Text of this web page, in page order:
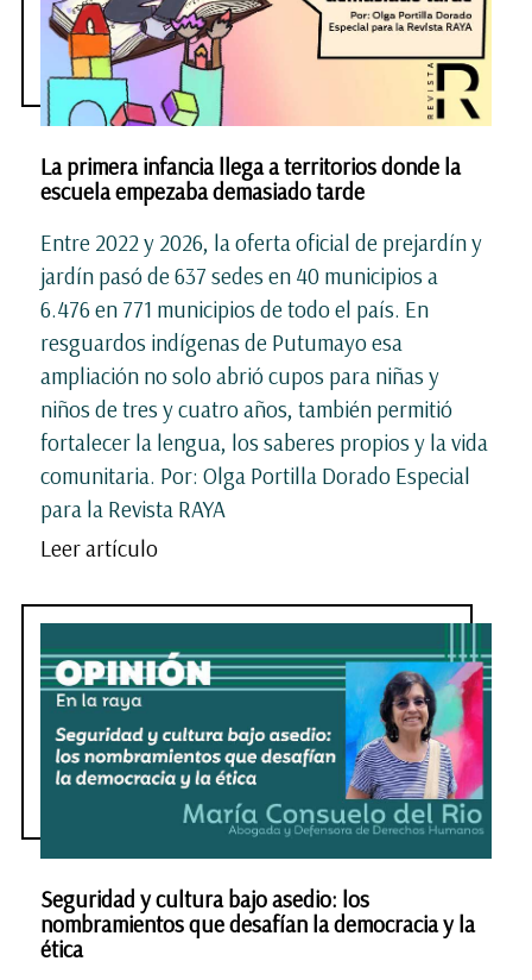
La primera infancia llega a territorios donde la
escuela empezaba demasiado tarde
Entre 2022 y 2026, la oferta oficial de prejardín y
jardín pasó de 637 sedes en 40 municipios a
6.476 en 771 municipios de todo el país. En
resguardos indígenas de Putumayo esa
ampliación no solo abrió cupos para niñas y
niños de tres y cuatro años, también permitió
fortalecer la lengua, los saberes propios y la vida
comunitaria. Por: Olga Portilla Dorado Especial
para la Revista RAYA
Leer artículo
Seguridad y cultura bajo asedio: los
nombramientos que desafían la democracia y la
ética